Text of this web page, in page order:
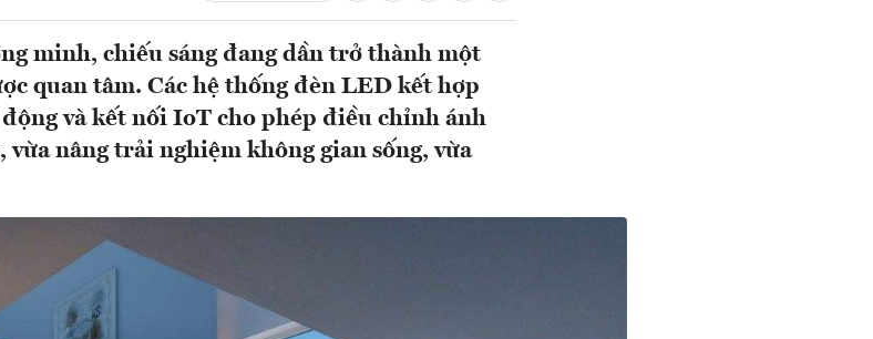
minh, chiếu sáng đang dần trở thành một
quan tâm. Các hệ thống đèn LED kết hợp
và kết nối IoT cho phép điều chỉnh ánh
vừa nâng trải nghiệm không gian sống, vừa